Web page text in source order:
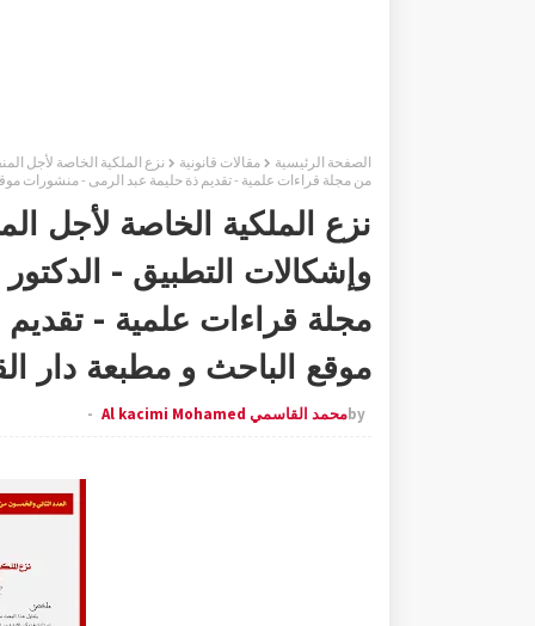
الصفحة الرئيسية
مقالات قانونية
من مجلة قراءات علمية - تقديم ذة حليمة عبد الرمى - منشورات
نزع الملكية الخاصة لأجل
مجلة قراءات علمية -
موقع الباحث و مطبعة دار
byمحمد القاسمي Al kacimi Mohamed